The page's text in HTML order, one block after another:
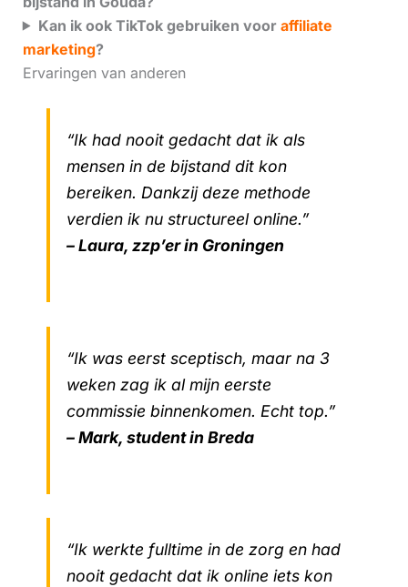
Kan ik ook TikTok gebruiken voor affiliate
marketing?
Ervaringen van anderen
“Ik had nooit gedacht dat ik als
mensen in de bijstand dit kon
bereiken. Dankzij deze methode
verdien ik nu structureel online.”
– Laura, zzp’er in Groningen
“Ik was eerst sceptisch, maar na 3
weken zag ik al mijn eerste
commissie binnenkomen. Echt top.”
– Mark, student in Breda
“Ik werkte fulltime in de zorg en had
nooit gedacht dat ik online iets kon